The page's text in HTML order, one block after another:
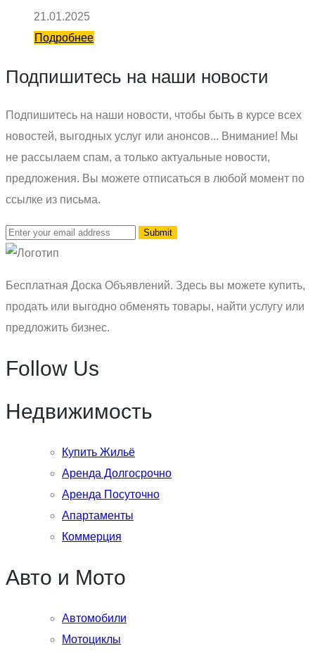
21.01.2025
Подробнее
Подпишитесь на наши новости
Подпишитесь на наши новости, чтобы быть в курсе всех
новостей, выгодных услуг или анонсов... Внимание! Мы
не рассылаем спам, а только актуальные новости,
предложения. Вы можете отписаться в любой момент по
ссылке из письма.
Бесплатная Доска Объявлений. Здесь вы можете купить,
продать или выгодно обменять товары, найти услугу или
предложить бизнес.
Follow Us
Недвижимость
Купить Жильё
Аренда Долгосрочно
Аренда Посуточно
Апартаменты
Коммерция
Авто и Мото
Автомобили
Мотоциклы